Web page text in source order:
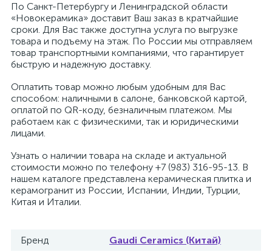
По Санкт-Петербургу и Ленинградской области
«Новокерамика» доставит Ваш заказ в кратчайшие
сроки. Для Вас также доступна услуга по выгрузке
товара и подъему на этаж. По России мы отправляем
товар транспортными компаниями, что гарантирует
быструю и надежную доставку.
Оплатить товар можно любым удобным для Вас
способом: наличными в салоне, банковской картой,
оплатой по QR-коду, безналичным платежом. Мы
работаем как с физическими, так и юридическими
лицами.
Узнать о наличии товара на складе и актуальной
стоимости можно по телефону +7 (983) 316-95-13. В
нашем каталоге представлена керамическая плитка и
керамогранит из России, Испании, Индии, Турции,
Китая и Италии.
Бренд Gaudi Ceramics (Китай)